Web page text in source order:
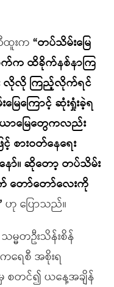
ထူးက “တပ်သိမ်းမြေ
က်က ထိခိုက်နစ်နာကြ
လိုလို ကြည့်လိုက်ရင်
ေကြောင့် ဆုံးရှုံးခဲ့ရ
မြေတွေကလည်း
စားဝတ်နေရေး
ော်။ ဆိုတော့ တပ်သိမ်း
တော်တော်လေးကို
ဟု ပြောသည်။
မတဦးသိန်းစိန်
ေစီ အစိုးရ
စတင်၍ ယနေ့အချိန်